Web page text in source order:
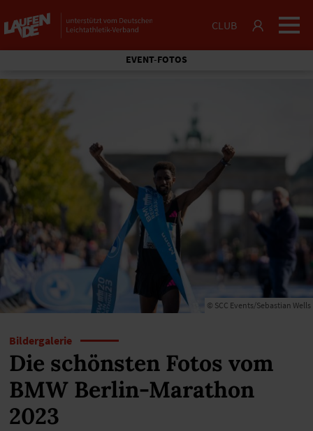
CLUB
EVENT-FOTOS
© SCC Events/Sebastian Wells
Bildergalerie
Die schönsten Fotos vom
BMW Berlin-Marathon
2023